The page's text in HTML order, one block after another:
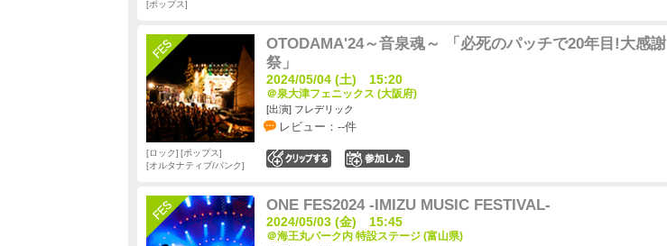
ポップス
OTODAMA'24～音泉魂～ 「必死のパッチで20年目!大感謝
祭」
2024/05/04 (土) 15:20
＠泉大津フェニックス (大阪府)
[出演] フレデリック
レビュー：--件
ロック
ポップス
オルタナティブ/パンク
ONE FES2024 -IMIZU MUSIC FESTIVAL-
2024/05/03 (金) 15:45
＠海王丸パーク内 特設ステージ (富山県)